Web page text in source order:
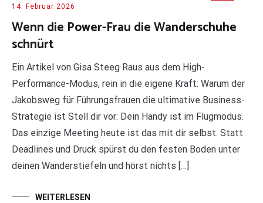
14. Februar 2026
Wenn die Power-Frau die Wanderschuhe
schnürt
Ein Artikel von Gisa Steeg Raus aus dem High-
Performance-Modus, rein in die eigene Kraft: Warum der
Jakobsweg für Führungsfrauen die ultimative Business-
Strategie ist Stell dir vor: Dein Handy ist im Flugmodus.
Das einzige Meeting heute ist das mit dir selbst. Statt
Deadlines und Druck spürst du den festen Boden unter
deinen Wanderstiefeln und hörst nichts […]
WEITERLESEN